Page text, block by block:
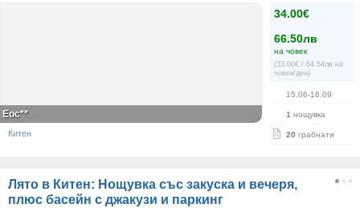
34.00€
66.50лв
на човек
(33.00€ / 64.54лв на
човек/ден)
15.06-16.09
1 нощувка
20 грабнати
Еос**
Китен
Лято в Китен: Нощувка със закуска и вечеря,
плюс басейн с джакузи и паркинг